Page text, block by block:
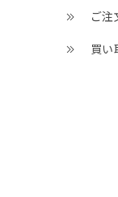
ご注
買い